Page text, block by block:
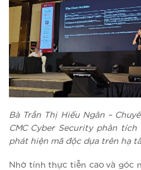
Bà Trần Thị Hiếu Ngân –
CMC Cyber Security phân
phát hiện mã độc dựa trên hạ
Nhờ tính thực tiễn cao và góc